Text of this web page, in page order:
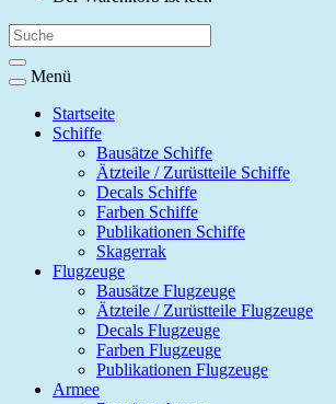
Menü
Startseite
Schiffe
Bausätze Schiffe
Ätzteile / Zurüstteile Schiffe
Decals Schiffe
Farben Schiffe
Publikationen Schiffe
Skagerrak
Flugzeuge
Bausätze Flugzeuge
Ätzteile / Zurüstteile Flugzeuge
Decals Flugzeuge
Farben Flugzeuge
Publikationen Flugzeuge
Armee